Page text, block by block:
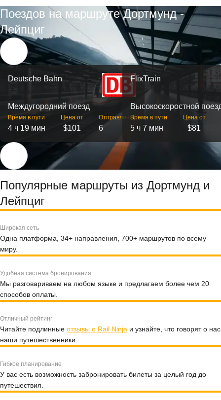
Поездов на маршруте Дортмунд -
Лейпциг
Deutsche Bahn
Междугородний поезд
Время в пути
4 ч 19 мин
Цена от
$101
Отправлений
6
FlixTrain
Высокоскоростной
Время в пути
5 ч 7 мин
Цена от
$81
Популярные маршруты из Дортмунд и
Лейпциг
Широкая сеть
Одна платформа, 34+ направления, 700+ маршрутов по всему
миру.
Удобная система бронирования
Мы разговариваем на любом языке и предлагаем более чем 20
способов оплаты.
Отличный рейтинг
Читайте подлинные отзывы о Rail Ninja и узнайте, что говорят о нас
наши путешественники.
Гибкое планирование
У вас есть возможность забронировать билеты за целый год до
путешествия.